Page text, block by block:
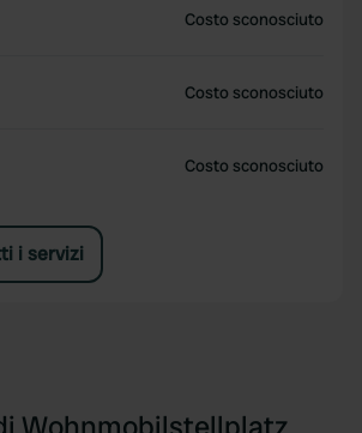
Costo sconosciuto
Costo sconosciuto
Costo sconosciuto
i servizi